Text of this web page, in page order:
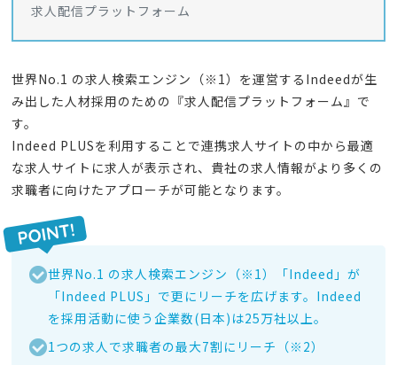
求人配信プラットフォーム
世界No.1 の求人検索エンジン（※1）を運営するIndeedが生
み出した人材採用のための『求人配信プラットフォーム』で
す。
Indeed PLUSを利用することで連携求人サイトの中から最適
な求人サイトに求人が表示され、貴社の求人情報がより多くの
求職者に向けたアプローチが可能となります。
世界No.1 の求人検索エンジン（※1）「Indeed」が
「Indeed PLUS」で更にリーチを広げます。Indeed
を採用活動に使う企業数(日本)は25万社以上。
1つの求人で求職者の最大7割にリーチ（※2）